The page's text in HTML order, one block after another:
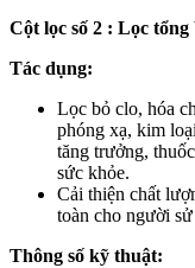
Cột lọc số 2 : Lọc
Tác dụng:
Lọc bỏ clo, hóa
phóng xạ, kim
tăng trưởng,
sức khỏe.
Cải thiện chất
toàn cho người
Thông số kỹ thuật: